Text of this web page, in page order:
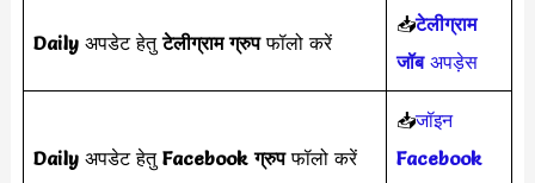
Daily अपडेट हेतुटेलीग्राम ग्रुपफॉलो करें
📥टेलीग्राम
जॉबअपड़ेस
Daily अपडेट हेतुFacebook ग्रुपफॉलो करें
📥जॉइन
Facebook